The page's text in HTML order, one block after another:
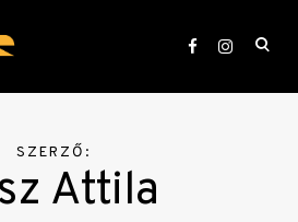
SZERZŐ:
Attila